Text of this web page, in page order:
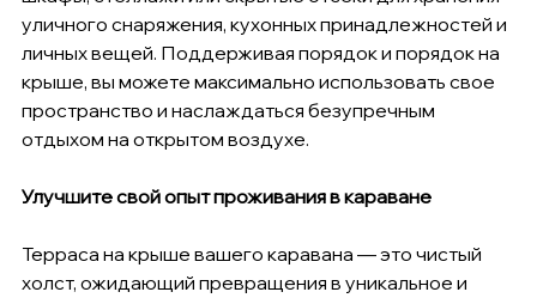
уличного снаряжения, кухонных принадлежностей и
личных вещей. Поддерживая порядок и порядок на
крыше, вы можете максимально использовать свое
пространство и наслаждаться безупречным
отдыхом на открытом воздухе.
Улучшите свой опыт проживания в караване
Терраса на крыше вашего каравана — это чистый
холст, ожидающий превращения в уникальное и